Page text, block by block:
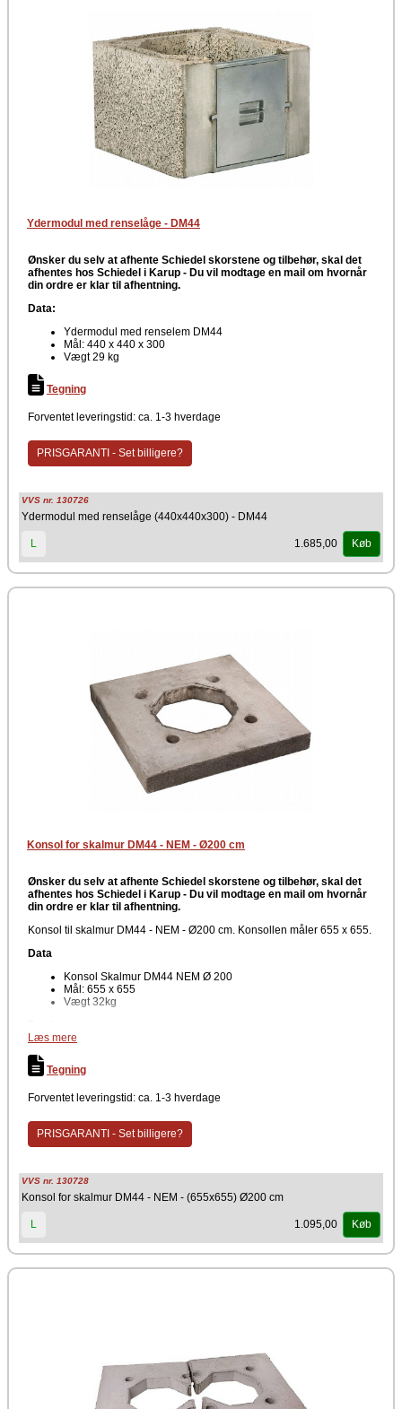
Ydermodul med renselåge - DM44
Ønsker du selv at afhente Schiedel skorstene og tilbehør, skal det
afhentes hos Schiedel i Karup - Du vil modtage en mail om hvornår
din ordre er klar til afhentning.
Data:
Ydermodul med renselem DM44
Mål: 440 x 440 x 300
Vægt 29 kg
Tegning
Forventet leveringstid: ca. 1-3 hverdage
PRISGARANTI - Set billigere?
VVS nr. 130726
Ydermodul med renselåge (440x440x300) - DM44
L 1.685,00 Køb
Konsol for skalmur DM44 - NEM - Ø200 cm
Ønsker du selv at afhente Schiedel skorstene og tilbehør, skal det
afhentes hos Schiedel i Karup - Du vil modtage en mail om hvornår
din ordre er klar til afhentning.
Konsol til skalmur DM44 - NEM - Ø200 cm. Konsollen måler 655 x 655.
Data
Konsol Skalmur DM44 NEM Ø 200
Mål: 655 x 655
Vægt 32kg
Læs mere
Tegning
Forventet leveringstid: ca. 1-3 hverdage
PRISGARANTI - Set billigere?
VVS nr. 130728
Konsol for skalmur DM44 - NEM - (655x655) Ø200 cm
L 1.095,00 Køb